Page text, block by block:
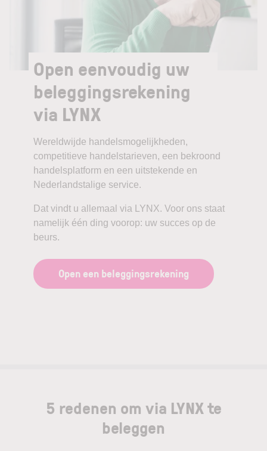
Open eenvoudig uw
beleggingsrekening
via LYNX
Wereldwijde handelsmogelijkheden,
competitieve handelstarieven, een bekroond
handelsplatform en een uitstekende en
Nederlandstalige service.
Dat vindt u allemaal via LYNX. Voor ons staat
namelijk één ding voorop: uw succes op de
beurs.
Open een beleggingsrekening
5 redenen om via LYNX te
beleggen